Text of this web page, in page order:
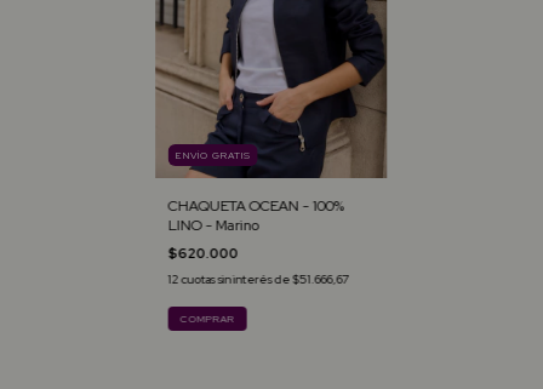
ENVÍO GRATIS
CHAQUETA OCEAN - 100%
LINO - Marino
$620.000
12 cuotas sin interés de$51.666,67
COMPRAR